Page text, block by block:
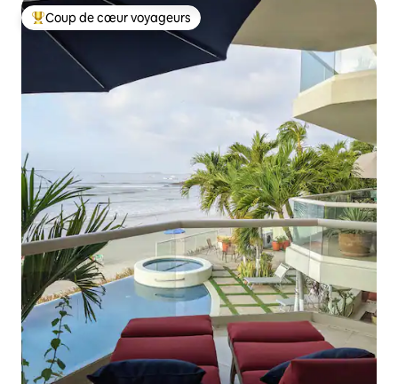
Coup de cœur voyageurs parmi les plus aimés
Coup de cœur voyageurs